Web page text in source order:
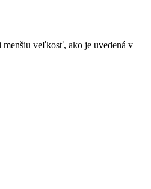
menšiu veľkosť, ako je uvedená v